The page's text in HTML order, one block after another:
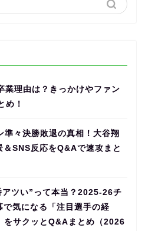
業理由は？きっかけやファン
め！
々決勝敗退の真相！大谷翔
＆SNS反応をQ&Aで速攻まと
アツい”って本当？2025-26チ
で気になる「注目選手の経
をサクッとQ&Aまとめ（2026